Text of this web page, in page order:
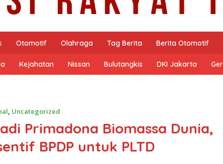
Otomotif Olahraga Tag Berita Berita Otomotif
Kejahatan Nissan Bulutangkis DKI Jakarta
, Uncategorized
Primadona Biomassa Dunia,
BPDP untuk PLTD